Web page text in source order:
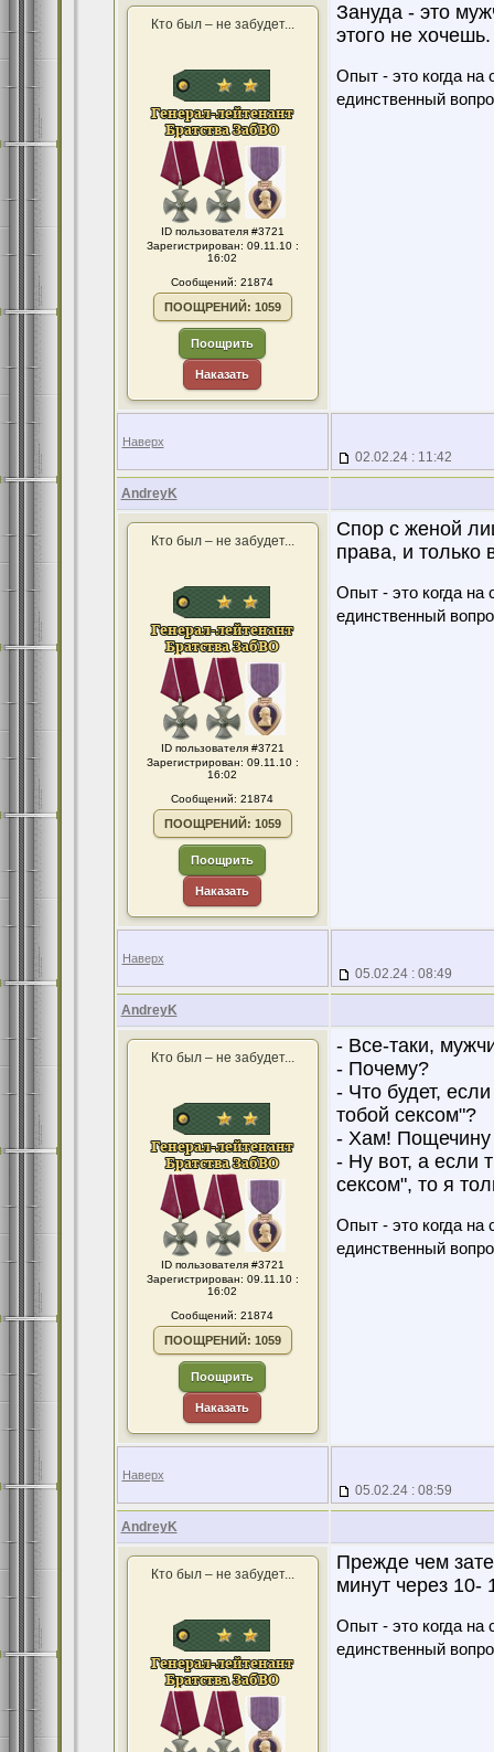
Кто был – не забудет...
ID пользователя #3721
Зарегистрирован: 09.11.10 :
16:02
Сообщений: 21874
ПООЩРЕНИЙ: 1059
Поощрить
Наказать
Зануда - это
этого не хочешь.
Опыт - это когда на
единственный
Наверх
02.02.24 : 11:42
AndreyK
Кто был – не забудет...
ID пользователя #3721
Зарегистрирован: 09.11.10 :
16:02
Сообщений: 21874
ПООЩРЕНИЙ: 1059
Поощрить
Наказать
Спор с женой
права, и только
Опыт - это когда на
единственный
Наверх
05.02.24 : 08:49
AndreyK
Кто был – не забудет...
ID пользователя #3721
Зарегистрирован: 09.11.10 :
16:02
Сообщений: 21874
ПООЩРЕНИЙ: 1059
Поощрить
Наказать
- Все-таки,
- Почему?
- Что будет,
тобой сексом"?
- Хам! Пощечину
- Ну вот, а если
сексом", то я
Опыт - это когда на
единственный
Наверх
05.02.24 : 08:59
AndreyK
Кто был – не забудет...
Прежде чем
минут через 10-
Опыт - это когда на
единственный